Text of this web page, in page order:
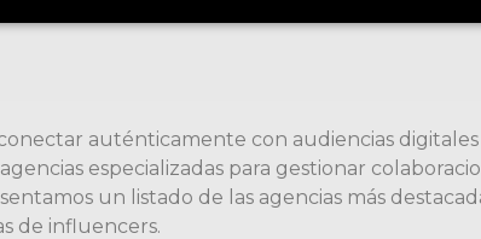
auténticamente con audiencias
especializadas para gestionar
un listado de las agencias más
de influencers.